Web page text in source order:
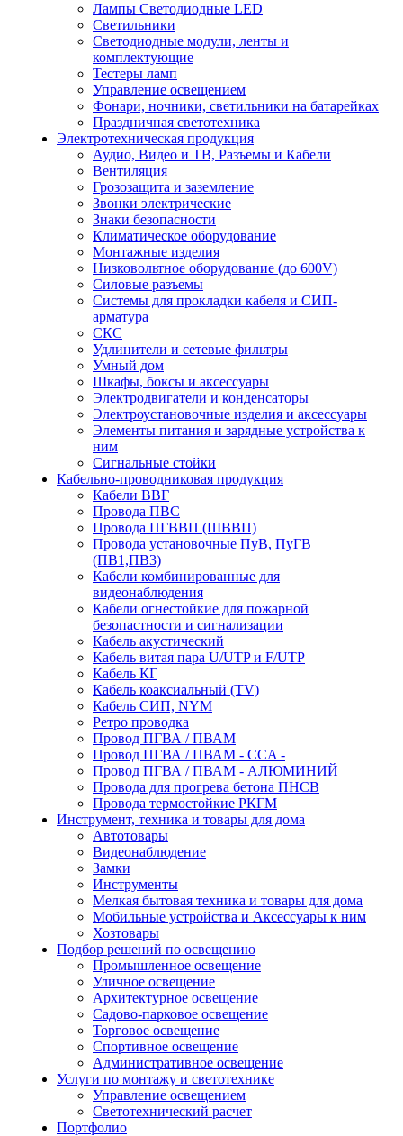
Лампы Светодиодные LED
Светильники
Светодиодные модули, ленты и
комплектующие
Тестеры ламп
Управление освещением
Фонари, ночники, светильники на батарейках
Праздничная светотехника
Электротехническая продукция
Аудио, Видео и ТВ, Разъемы и Кабели
Вентиляция
Грозозащита и заземление
Звонки электрические
Знаки безопасности
Климатическое оборудование
Монтажные изделия
Низковольтное оборудование (до 600V)
Силовые разъемы
Системы для прокладки кабеля и СИП-
арматура
СКС
Удлинители и сетевые фильтры
Умный дом
Шкафы, боксы и аксессуары
Электродвигатели и конденсаторы
Электроустановочные изделия и аксессуары
Элементы питания и зарядные устройства к
ним
Сигнальные стойки
Кабельно-проводниковая продукция
Кабели ВВГ
Провода ПВС
Провода ПГВВП (ШВВП)
Провода установочные ПуВ, ПуГВ
(ПВ1,ПВ3)
Кабели комбинированные для
видеонаблюдения
Кабели огнестойкие для пожарной
безопастности и сигнализации
Кабель акустический
Кабель витая пара U/UTP и F/UTP
Кабель КГ
Кабель коаксиальный (TV)
Кабель СИП, NYM
Ретро проводка
Провод ПГВА / ПВАМ
Провод ПГВА / ПВАМ - CCA -
Провод ПГВА / ПВАМ - АЛЮМИНИЙ
Провода для прогрева бетона ПНСВ
Провода термостойкие РКГМ
Инструмент, техника и товары для дома
Автотовары
Видеонаблюдение
Замки
Инструменты
Мелкая бытовая техника и товары для дома
Мобильные устройства и Аксессуары к ним
Хозтовары
Подбор решений по освещению
Промышленное освещение
Уличное освещение
Архитектурное освещение
Садово-парковое освещение
Торговое освещение
Спортивное освещение
Административное освещение
Услуги по монтажу и светотехнике
Управление освещением
Светотехнический расчет
Портфолио